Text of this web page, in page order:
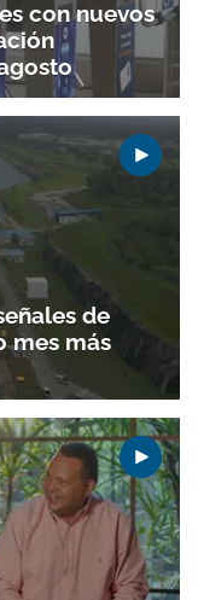
boletín.
ACEPTAR
con nuevos
de
mes más